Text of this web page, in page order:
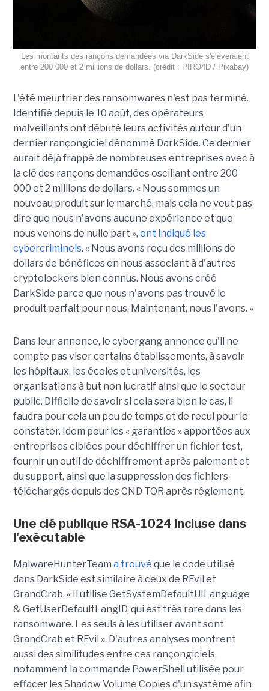
Les montants des rançons demandées via DarkSide s'élèveraient
entre 200 000 et 2 millions de dollars. (crédit : PIRO4D / Pixabay)
L'été meurtrier des ransomwares n'est pas terminé.
Identifié depuis le 10 août, des opérateurs
malveillants ont débuté leurs activités autour d'un
dernier rançongiciel dénommé DarkSide. Ce dernier
aurait déjà frappé de nombreuses entreprises avec à
la clé des rançons demandées oscillant entre 200
000 et 2 millions de dollars. « Nous sommes un
nouveau produit sur le marché, mais cela ne veut pas
dire que nous n'avons aucune expérience et que
nous venons de nulle part », ont indiqué les
cybercriminels. « Nous avons reçu des millions de
dollars de bénéfices en nous associant à d'autres
cryptolockers bien connus. Nous avons créé
DarkSide parce que nous n'avons pas trouvé le
produit parfait pour nous. Maintenant, nous l'avons. »
Dans leur annonce, le cybergang annonce qu'il ne
compte pas viser certains établissements, à savoir
les hôpitaux, les écoles et universités, les
organisations à but non lucratif ainsi que le secteur
public. Difficile de savoir si cela sera bien le cas, il
faudra pour cela un peu de temps et de recul pour le
constater. Idem pour les « garanties » apportées aux
entreprises ciblées pour déchiffrer un fichier test,
fournir un outil de déchiffrement après paiement et
du support, ainsi que la suppression des fichiers
téléchargés depuis des CND TOR après réglement.
Une clé publique RSA-1024 incluse dans
l'exécutable
MalwareHunterTeam a trouvé que le code utilisé
dans DarkSide est similaire à ceux de REvil et
GrandCrab. « Il utilise GetSystemDefaultUILanguage
& GetUserDefaultLangID, qui est très rare dans les
ransomware. Les seuls à les utiliser avant sont
GrandCrab et REvil ». D'autres analyses montrent
aussi des similitudes entre ces rançongiciels,
notamment la commande PowerShell utilisée pour
effacer les Shadow Volume Copies d'un système afin